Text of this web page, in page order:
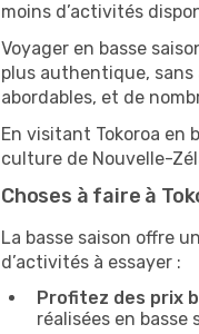
moins d’activités
Voyager en basse
plus authentique,
abordables, et de
En visitant Tokoroa en
culture de Nouvelle-
Choses à faire à
La basse saison offre
d’activités à essayer :
Profitez des prix
réalisées en basse